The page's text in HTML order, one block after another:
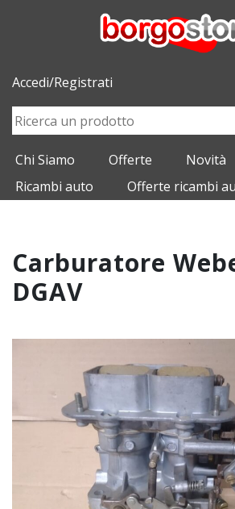
Accedi/Registrati
Chi Siamo Offerte Novità
Ricambi auto
Offerte ricambi
Carburatore Weber 32/36
DGAV